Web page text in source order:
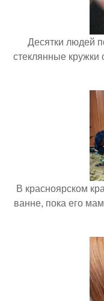
Десятки людей
стеклянные
В красноярском
ванне, пока его